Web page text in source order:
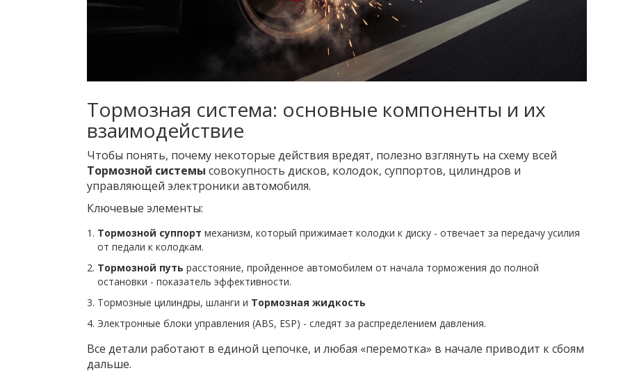
Тормозная система: основные компоненты и их
взаимодействие
Чтобы понять, почему некоторые действия вредят, полезно взглянуть на схему всей
Тормозной системы совокупность дисков, колодок, суппортов, цилиндров и
управляющей электроники автомобиля.
Ключевые элементы:
Тормозной суппорт механизм, который прижимает колодки к диску- отвечает за передачу усилия
от педали к колодкам.
Тормозной путь расстояние, пройденное автомобилем от начала торможения до полной
остановки - показатель эффективности.
Тормозные цилиндры, шланги и Тормозная жидкость
Электронные блоки управления (ABS, ESP) - следят за распределением давления.
Все детали работают в единой цепочке, и любая «перемотка» в начале приводит к сбоям
дальше.